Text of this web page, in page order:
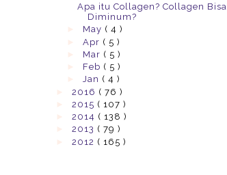
Apa itu Collagen? Collagen Bisa
Diminum?
May ( 4 )
Apr ( 5 )
Mar ( 5 )
Feb ( 5 )
Jan ( 4 )
2016 ( 76 )
2015 ( 107 )
2014 ( 138 )
2013 ( 79 )
2012 ( 165 )